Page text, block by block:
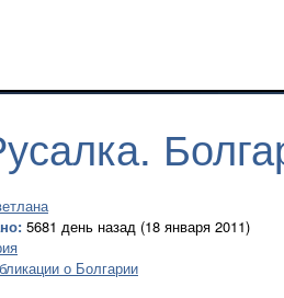
5681 день назад (18 января 2011)
о Болгарии